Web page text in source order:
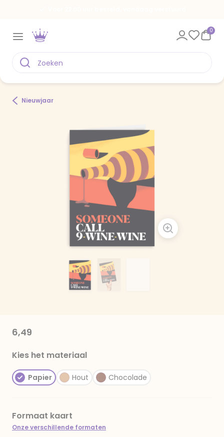
0
Nieuwjaar
6,49
Kies het materiaal
Papier Hout Chocolade
Formaat kaart
Onze verschillende formaten